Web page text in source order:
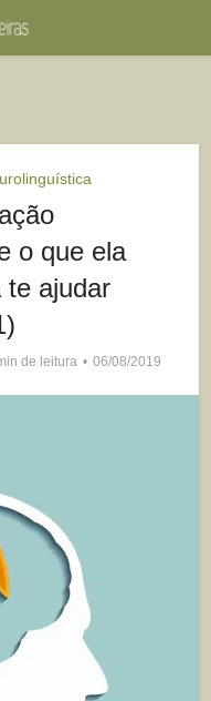
o que ela
te ajudar
de leitura 06/08/2019